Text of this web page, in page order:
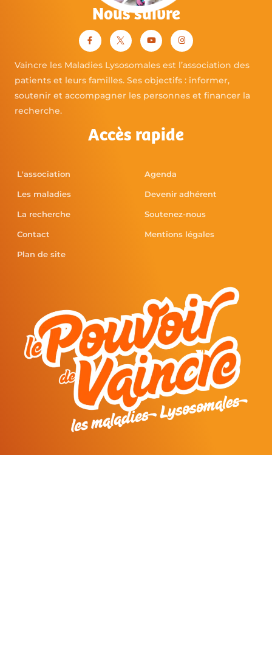
Nous suivre
Vaincre les Maladies Lysosomales est l’association des
patients et leurs familles. Ses objectifs : informer,
soutenir et accompagner les personnes et financer la
recherche.
Accès rapide
L'association
Les maladies
La recherche
Contact
Plan de site
Agenda
Devenir adhérent
Soutenez-nous
Mentions légales